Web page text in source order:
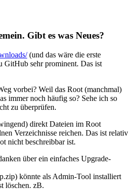
Gibt es was Neues?
(und das wäre die erste
GitHub sehr prominent. Das ist
vorbei? Weil das Root (manchmal)
immer noch häufig so? Sehe ich so
zu überprüfen.
direkt Dateien im Root
Verzeichnisse reichen. Das ist relativ
nicht beschreibbar ist.
über ein einfaches Upgrade-
könnte als Admin-Tool installiert
löschen. zB.